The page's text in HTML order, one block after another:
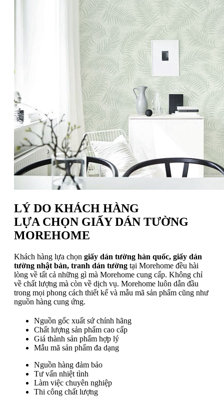
LÝ DO KHÁCH HÀNG
LỰA CHỌN GIẤY DÁN TƯỜNG
MOREHOME
Khách hàng lựa chọn giấy dán tường hàn quốc, giấy dán
tường nhật bản, tranh dán tường tại Morehome đều hài
lòng về tất cả những gì mà Morehome cung cấp. Không chỉ
về chất lượng mà còn về dịch vụ. Morehome luôn dẫn đầu
trong mọi phong cách thiết kế và mẫu mã sản phẩm cũng như
nguồn hàng cung ứng.
Nguồn gốc xuất sứ chính hãng
Chất lượng sản phẩm cao cấp
Giá thành sản phẩm hợp lý
Mẫu mã sản phẩm đa dạng
Nguồn hàng đảm bảo
Tư vấn nhiệt tình
Làm việc chuyên nghiệp
Thi công chất lượng